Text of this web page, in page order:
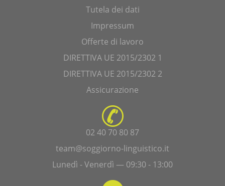
Tutela dei dati
Impressum
Offerte di lavoro
DIRETTIVA UE 2015/2302 1
DIRETTIVA UE 2015/2302 2
Assicurazione
02 40 70 80 87
team@soggiorno-linguistico.it
Lunedì - Venerdì — 09:30 - 13:00